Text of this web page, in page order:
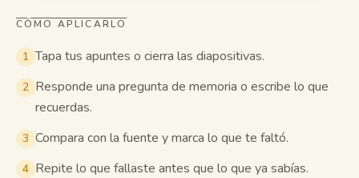
CÓMO APLICARLO
1 Tapa tus apuntes o cierra las diapositivas.
2 Responde una pregunta de memoria o escribe lo que
recuerdas.
3 Compara con la fuente y marca lo que te faltó.
4 Repite lo que fallaste antes que lo que ya sabías.